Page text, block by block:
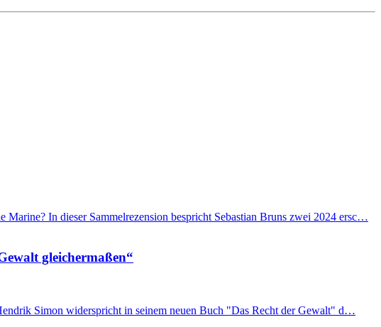
In dieser Sammelrezension bespricht Sebastian Bruns zwei 2024 ersc…
gleichermaßen“
Simon widerspricht in seinem neuen Buch "Das Recht der Gewalt" d…